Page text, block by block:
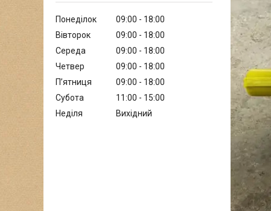
Понеділок 09:00
18:00
Вівторок
09:00
18:00
Середа
09:00
18:00
Четвер
09:00
18:00
Пʼятниця
09:00
18:00
Субота
11:00
15:00
Неділя
Вихідний